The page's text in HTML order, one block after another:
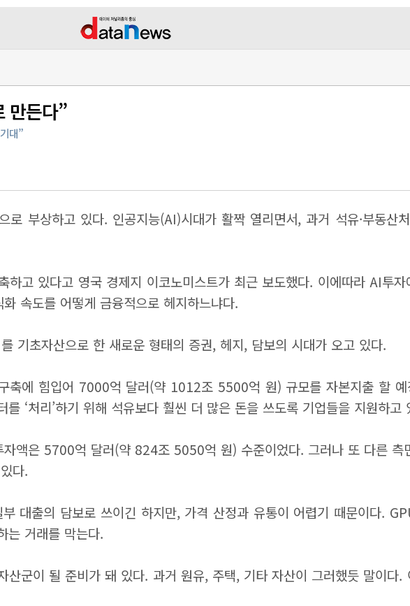
만든다”
대”
로 부상하고 있다. 인공지능(AI)시대가 활짝 열리면서, 과거 석유·부동산
고 있다고 영국 경제지 이코노미스트가 최근 보도했다. 이에따라 AI투
속도를 어떻게 금융적으로 헤지하느냐다.
기초자산으로 한 새로운 형태의 증권, 헤지, 담보의 시대가 오고 있다.
축에 힘입어 7000억 달러(약 1012조 5500억 원) 규모를 자본지출 할 예
‘처리’하기 위해 석유보다 훨씬 더 많은 돈을 쓰도록 기업들을 지원하고
자액은 5700억 달러(약 824조 5050억 원) 수준이었다. 그러나 또 다른
다.
대출의 담보로 쓰이긴 하지만, 가격 산정과 유통이 어렵기 때문이다.
는 거래를 막는다.
군이 될 준비가 돼 있다. 과거 원유, 주택, 기타 자산이 그러했듯 말이다.